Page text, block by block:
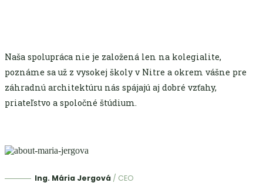
Naša spolupráca nie je založená len na kolegialite,
poznáme sa už z vysokej školy v Nitre a okrem vášne pre
záhradnú architektúru nás spájajú aj dobré vzťahy,
priateľstvo a spoločné štúdium.
Ing. Mária Jergová / CEO